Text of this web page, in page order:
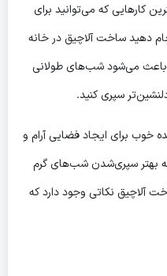
کارهایی که می‌توانید برای
دهید ساخت آلاچیق در خانه
باعث می‌شود شب‌های طولانی
سپری کنید.
خوب برای ایجاد فضایی آرام و
بهتر سپری‌شدن شب‌های گرم
آلاچیق نکاتی وجود دارد که